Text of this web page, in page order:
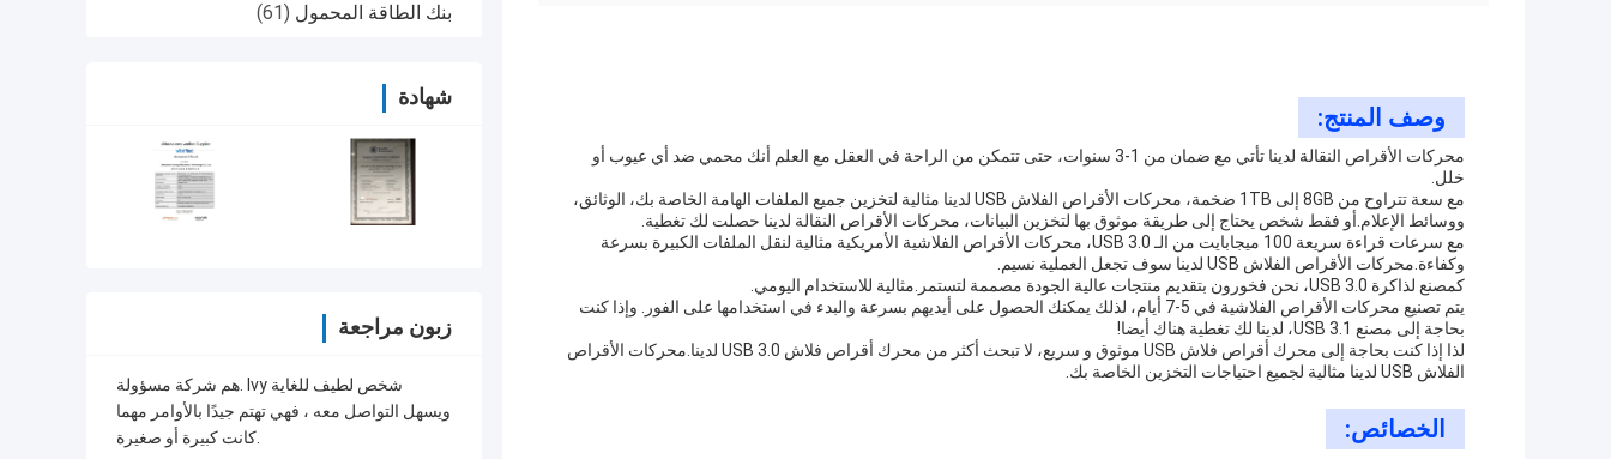
بنك الطاقة المحمول (61)
شهادة
زبون مراجعة
هم شركة مسؤولة. Ivy شخص لطيف للغاية
ويسهل التواصل معه ، فهي تهتم جيدًا بالأوامر مهما
كانت كبيرة أو صغيرة.
وصف المنتج:
محركات الأقراص النقالة لدينا تأتي مع ضمان من 1-3 سنوات، حتى تتمكن من الراحة في العقل مع العلم أنك محمي ضد أي عيوب أو
خلل.
مع سعة تتراوح من 8GB إلى 1TB ضخمة، محركات الأقراص الفلاش USB لدينا مثالية لتخزين جميع الملفات الهامة الخاصة بك، الوثائق،
ووسائط الإعلام.أو فقط شخص يحتاج إلى طريقة موثوق بها لتخزين البيانات، محركات الأقراص النقالة لدينا حصلت لك تغطية.
مع سرعات قراءة سريعة 100 ميجابايت من الـ USB 3.0، محركات الأقراص الفلاشية الأمريكية مثالية لنقل الملفات الكبيرة بسرعة
وكفاءة.محركات الأقراص الفلاش USB لدينا سوف تجعل العملية نسيم.
كمصنع لذاكرة USB 3.0، نحن فخورون بتقديم منتجات عالية الجودة مصممة لتستمر.مثالية للاستخدام اليومي.
يتم تصنيع محركات الأقراص الفلاشية في 5-7 أيام، لذلك يمكنك الحصول على أيديهم بسرعة والبدء في استخدامها على الفور. وإذا كنت
بحاجة إلى مصنع USB 3.1، لدينا لك تغطية هناك أيضا!
لذا إذا كنت بحاجة إلى محرك أقراص فلاش USB موثوق و سريع، لا تبحث أكثر من محرك أقراص فلاش USB 3.0 لدينا.محركات الأقراص
الفلاش USB لدينا مثالية لجميع احتياجات التخزين الخاصة بك.
الخصائص: